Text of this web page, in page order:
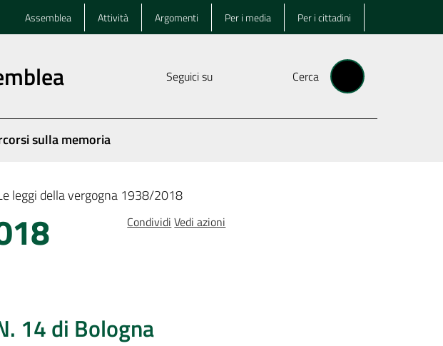
Assemblea Attività Argomenti Per i media Per i cittadini
Seguici su Cerca
sulla memoria
leggi della vergogna 1938/2018
Condividi Vedi azioni
14 di Bologna